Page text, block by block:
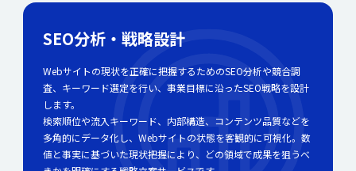
SEO分析・戦略設計
Webサイトの現状を正確に把握するためのSEO分析や競合調
査、キーワード選定を行い、事業目標に沿ったSEO戦略を設計
します。
検索順位や流入キーワード、内部構造、コンテンツ品質などを
多角的にデータ化し、Webサイトの状態を客観的に可視化。数
値と事実に基づいた現状把握により、どの領域で成果を狙うべ